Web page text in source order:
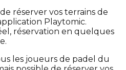
réserver vos terrains de
Playtomic.
réservation en quelques
les joueurs de padel du